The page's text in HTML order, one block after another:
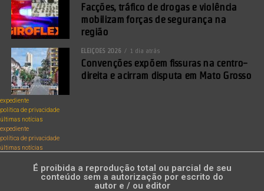
Facções, tráfico de drogas e violência
mobilizam forças de segurança na
região
ELEIÇÕES 2026 1 dia atrás
Convenções expõem fissuras na centro-
direita e acirram disputa em Mato Grosso
expediente
política de privacidade
últimas notícias
expediente
política de privacidade
últimas notícias
É proibida a reprodução total ou parcial de seu
conteúdo sem a autorização por escrito do
autor e / ou editor